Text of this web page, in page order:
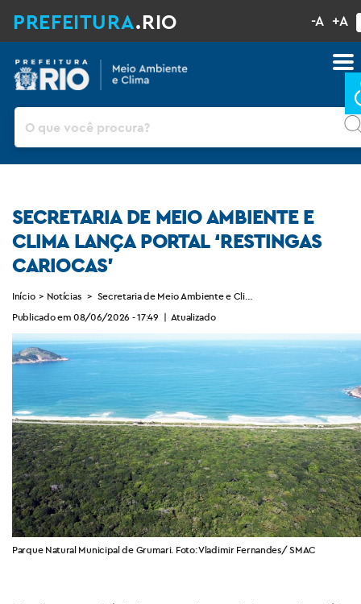
PREFEITURA.RIO -A +A
Pesquisar
SECRETARIA DE MEIO AMBIENTE E
CLIMA LANÇA PORTAL ‘RESTINGAS
CARIOCAS’
Início > Notícias > Secretaria de Meio Ambiente e Clima lança portal ‘Restingas
Publicado em 08/06/2026 - 17:49 | Atualizado
Parque Natural Municipal de Grumari. Foto: Vladimir Fernandes/ SMAC